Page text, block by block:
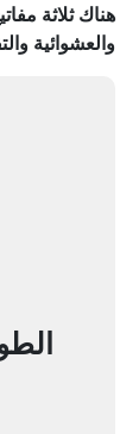
هناك ثلاثة
والعشوائية